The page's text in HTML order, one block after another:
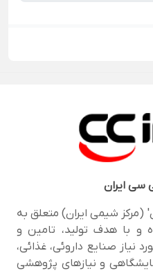
سی ایران
(مرکز شیمی ایران) متعلق به
و با هدف تولید، تامین و
نیاز صنایع داروئی، غذائی،
و نیازهای پژوهشی